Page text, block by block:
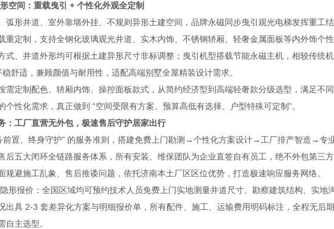
间：重载曳引 + 个性化外观全定制
形井道、室外靠墙外挂、不规则异形土建空间，品牌永磁同步曳引观光电梯发挥重工结
重定制，支持全钢化玻璃观光井道、实木内饰、不锈钢轿厢、轻奢金属面板等内外饰个性
式、井道外形均可根据土建异形尺寸非标调整；曳引机型搭载节能永磁主机，相较传统机
舒适，兼顾颜值与耐用性，适配高端别墅全屋精装设计需求。
定制配色、轿厢内饰、操控面板款式，从简约经济型到高端轻奢款分级选型，满足不同
个性化需求，真正做到 “空间受限有方案、预算高低有选择、户型特殊可定制”。
工厂直营无外包，极速售后守护居家出行
置、终身守护” 的服务准则，搭建免费上门勘测→个性化方案设计→工厂排产智造→专
后五大闭环全链路服务体系，所有安装、维保团队为企业直签自有员工，绝不外包第三方
规避施工乱象、售后推诿问题，依托济南本土厂区区位优势，打造极速响应服务网络。
报价：全国区域均可预约技术人员免费上门实地测量井道尺寸、勘察建筑结构、实地
出具 2-3 套差异化方案与明细报价单，所有配件、施工、运输费用明码标注，全程无后期
自主选型。